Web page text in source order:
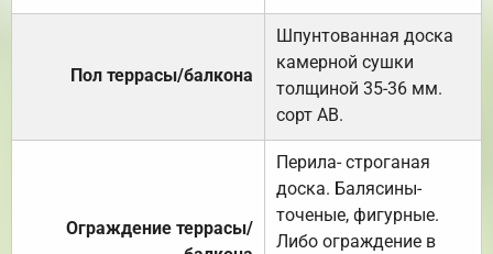
Пол террасы/балкона
Шпунтованная доска
камерной сушки
толщиной 35-36 мм.
сорт АВ.
Ограждение террасы/
Перила- строганая
доска. Балясины-
точеные, фигурные.
Либо ограждение в